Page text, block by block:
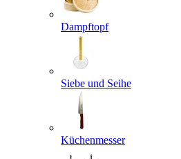
Dampftopf
Siebe und Seihe
Küchenmesser